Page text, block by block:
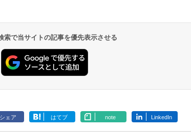
索で当サイトの記事を優先表示させる
シェア はてブ note LinkedIn